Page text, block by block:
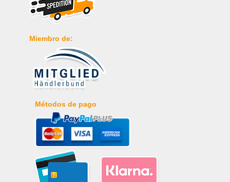
Miembro de:
Métodos de pago